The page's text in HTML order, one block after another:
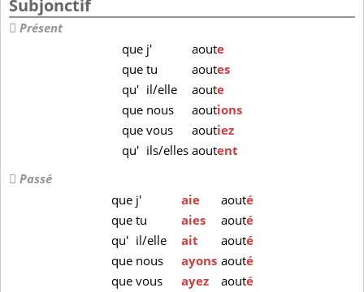
Subjonctif
Présent
que j' aoute
quetu aoutes
qu' il/elle aoute
que nous aoutions
quevous aoutiez
qu' ils/ellesaoutent
Passé
que j' aie aouté
que tu aies aouté
qu' il/elle ait aouté
que nous ayons aouté
que vous ayez aouté